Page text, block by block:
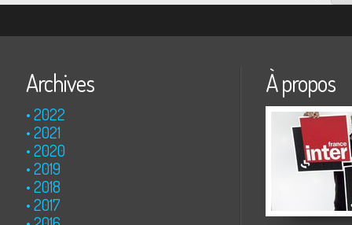
Archives
2022
2021
2020
2019
2018
2017
À propos